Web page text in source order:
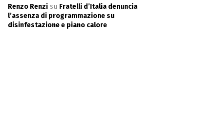
Renzo Renzi su Fratelli d’Italia denuncia
l’assenza di programmazione su
disinfestazione e piano calore